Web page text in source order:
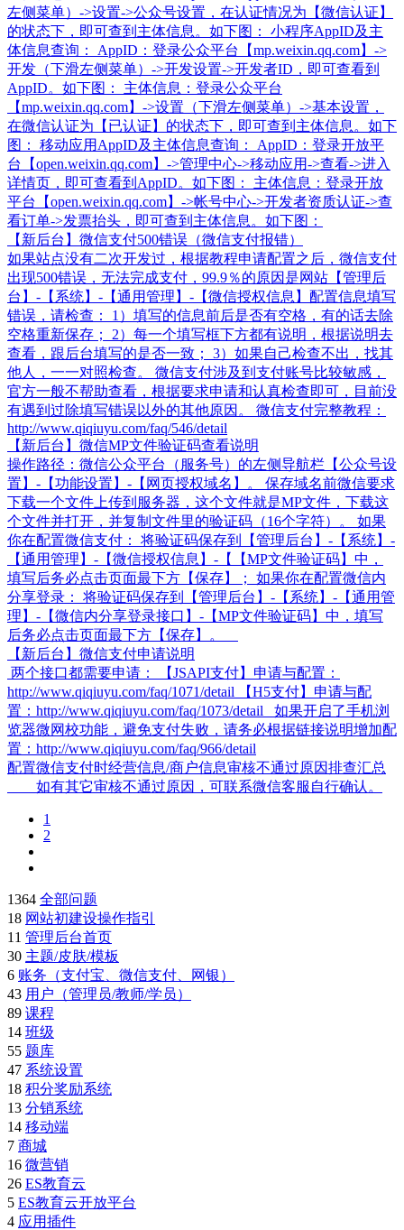
左侧菜单）->设置->公众号设置，在认证情况为【微信认证】
的状态下，即可查到主体信息。如下图： 小程序AppID及主
体信息查询： AppID：登录公众平台【mp.weixin.qq.com】->
开发（下滑左侧菜单）->开发设置->开发者ID，即可查看到
AppID。如下图： 主体信息：登录公众平台
【mp.weixin.qq.com】->设置（下滑左侧菜单）->基本设置，
在微信认证为【已认证】的状态下，即可查到主体信息。如下
图： 移动应用AppID及主体信息查询： AppID：登录开放平
台【open.weixin.qq.com】->管理中心->移动应用->查看->进入
详情页，即可查看到AppID。如下图： 主体信息：登录开放
平台【open.weixin.qq.com】->帐号中心->开发者资质认证->查
看订单->发票抬头，即可查到主体信息。如下图：
【新后台】微信支付500错误（微信支付报错）
如果站点没有二次开发过，根据教程申请配置之后，微信支付
出现500错误，无法完成支付，99.9％的原因是网站【管理后
台】-【系统】-【通用管理】-【微信授权信息】配置信息填写
错误，请检查： 1）填写的信息前后是否有空格，有的话去除
空格重新保存； 2）每一个填写框下方都有说明，根据说明去
查看，跟后台填写的是否一致； 3）如果自己检查不出，找其
他人，一一对照检查。 微信支付涉及到支付账号比较敏感，
官方一般不帮助查看，根据要求申请和认真检查即可，目前没
有遇到过除填写错误以外的其他原因。 微信支付完整教程：
http://www.qiqiuyu.com/faq/546/detail
【新后台】微信MP文件验证码查看说明
操作路径：微信公众平台（服务号）的左侧导航栏【公众号设
置】-【功能设置】-【网页授权域名】。 保存域名前微信要求
下载一个文件上传到服务器，这个文件就是MP文件，下载这
个文件并打开，并复制文件里的验证码（16个字符）。 如果
你在配置微信支付： 将验证码保存到【管理后台】-【系统】-
【通用管理】-【微信授权信息】-【【MP文件验证码】中，
填写后务必点击页面最下方【保存】； 如果你在配置微信内
分享登录： 将验证码保存到【管理后台】-【系统】-【通用管
理】-【微信内分享登录接口】-【MP文件验证码】中，填写
后务必点击页面最下方【保存】。
【新后台】微信支付申请说明
两个接口都需要申请： 【JSAPI支付】申请与配置：
http://www.qiqiuyu.com/faq/1071/detail 【H5支付】申请与配
置：http://www.qiqiuyu.com/faq/1073/detail 如果开启了手机浏
览器微网校功能，避免支付失败，请务必根据链接说明增加配
置：http://www.qiqiuyu.com/faq/966/detail
配置微信支付时经营信息/商户信息审核不通过原因排查汇总
如有其它审核不通过原因，可联系微信客服自行确认。
1
2
1364 全部问题
18 网站初建设操作指引
11 管理后台首页
30 主题/皮肤/模板
6 账务（支付宝、微信支付、网银）
43 用户（管理员/教师/学员）
89 课程
14 班级
55 题库
47 系统设置
18 积分奖励系统
13 分销系统
14 移动端
7 商城
16 微营销
26 ES教育云
5 ES教育云开放平台
4 应用插件